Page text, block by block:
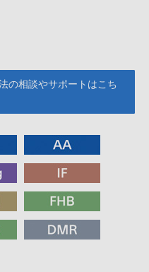
の相談やサポートはこち